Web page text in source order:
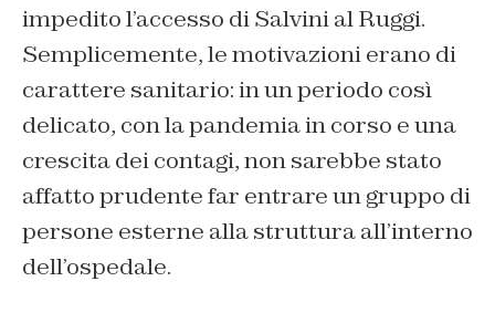
impedito l’accesso di Salvini al Ruggi.
Semplicemente, le motivazioni erano di
carattere sanitario: in un periodo così
delicato, con la pandemia in corso e una
crescita dei contagi, non sarebbe stato
affatto prudente far entrare un gruppo di
persone esterne alla struttura all’interno
dell’ospedale.